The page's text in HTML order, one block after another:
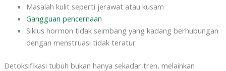
Masalah kulit seperti jerawat atau kusam
Gangguan pencernaan
Siklus hormon tidak seimbang yang kadang berhubungan
dengan menstruasi tidak teratur
Detoksifikasi tubuh bukan hanya sekadar tren, melainkan